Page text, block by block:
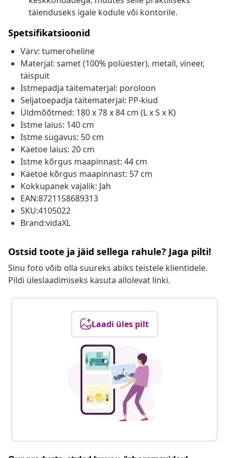
täienduseks igale kodule või kontorile.
Spetsifikatsioonid
Värv: tumeroheline
Materjal: samet (100% polüester), metall, vineer,
täispuit
Istmepadja täitematerjal: poroloon
Seljatoepadja täitematerjal: PP-kiud
Üldmõõtmed: 180 x 78 x 84 cm (L x S x K)
Istme laius: 140 cm
Istme sügavus: 50 cm
Käetoe laius: 20 cm
Istme kõrgus maapinnast: 44 cm
Käetoe kõrgus maapinnast: 57 cm
Kokkupanek vajalik: Jah
EAN:8721158689313
SKU:4105022
Brand:vidaXL
Ostsid toote ja jäid sellega rahule? Jaga pilti!
Sinu foto võib olla suureks abiks teistele klientidele.
Pildi üleslaadimiseks kasuta allolevat linki.
Laadi üles pilt